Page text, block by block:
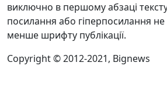
виключно в першому абзаці
посилання або гіперпосилання
менше шрифту публікації.
Copyright © 2012-2021, Bignews